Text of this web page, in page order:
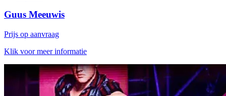
Guus Meeuwis
Prijs op aanvraag
Klik voor meer informatie